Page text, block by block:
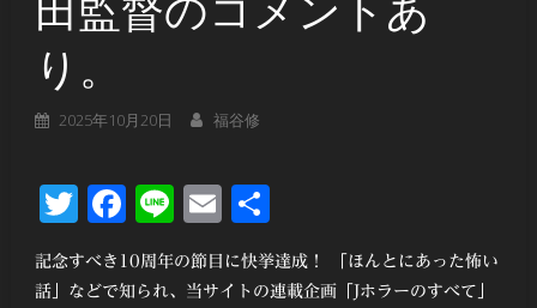
田監督のコメントあ
り。
2025年10月20日 福谷修
Twitter
Facebook
LineEmail
記念すべき10周年の節目に快挙達成！ 「ほんとにあった怖い
話」などで知られ、当サイトの連載企画「Jホラーのすべて」